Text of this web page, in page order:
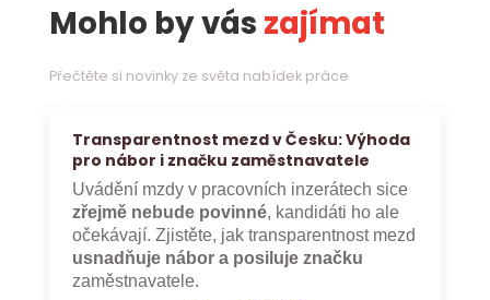
Mohlo by vás zajímat
Přečtěte si novinky ze světa nabídek práce
Transparentnost mezd v Česku: Výhoda
pro nábor i značku zaměstnavatele
Uvádění mzdy v pracovních inzerátech sice
zřejmě nebude povinné, kandidáti ho ale
očekávají. Zjistěte, jak transparentnost mezd
usnadňuje nábor a posiluje značku
zaměstnavatele.